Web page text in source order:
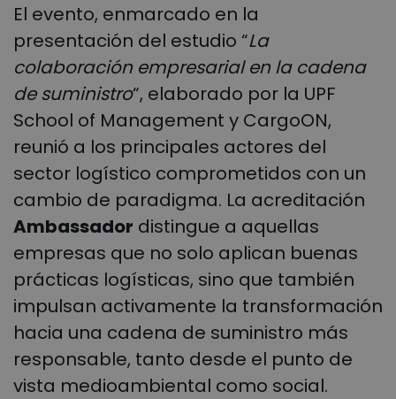
El evento, enmarcado en la
presentación del estudio “La
colaboración empresarial en la cadena
de suministro“, elaborado por la UPF
School of Management y CargoON,
reunió a los principales actores del
sector logístico comprometidos con un
cambio de paradigma. La acreditación
Ambassador distingue a aquellas
empresas que no solo aplican buenas
prácticas logísticas, sino que también
impulsan activamente la transformación
hacia una cadena de suministro más
responsable, tanto desde el punto de
vista medioambiental como social.